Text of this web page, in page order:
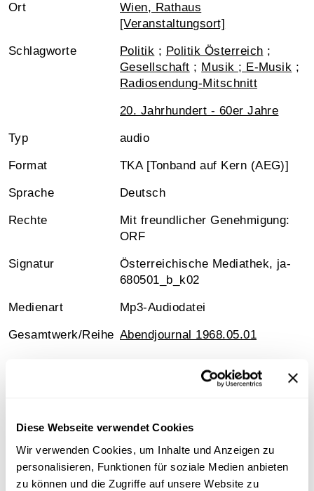
Diese Webseite verwendet Cookies
Wir verwenden Cookies, um Inhalte und Anzeigen zu
personalisieren, Funktionen für soziale Medien anbieten
zu können und die Zugriffe auf unsere Website zu
Ort
Wien, Rathaus
[Veranstaltungsort]
Schlagworte Politik ; Politik Österreich ;
Gesellschaft ; Musik ; E-Musik ;
Radiosendung-Mitschnitt
20. Jahrhundert - 60er Jahre
Typ audio
Format TKA [Tonband auf Kern (AEG)]
Sprache Deutsch
Rechte
Mit freundlicher Genehmigung:
ORF
Signatur
Österreichische Mediathek, ja-
680501_b_k02
Medienart Mp3-Audiodatei
Gesamtwerk/Reihe Abendjournal 1968.05.01
Inhalt
Nachrichten